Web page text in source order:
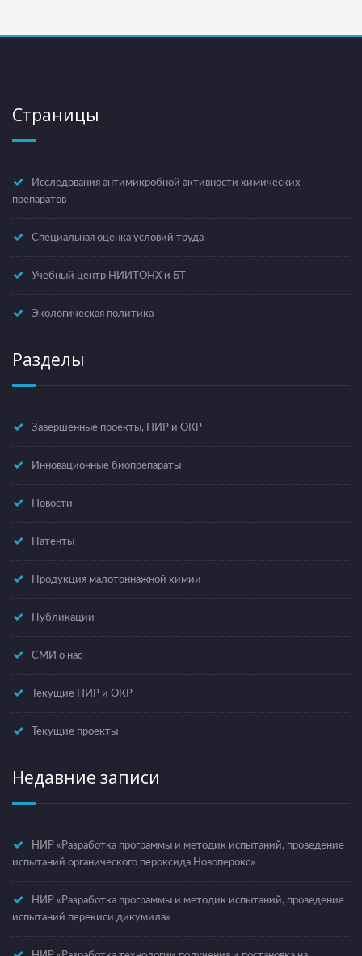
Страницы
Исследования антимикробной активности химических
препаратов
Специальная оценка условий труда
Учебный центр НИИТОНХ и БТ
Экологическая политика
Разделы
Завершенные проекты, НИР и ОКР
Инновационные биопрепараты
Новости
Патенты
Продукция малотоннажной химии
Публикации
СМИ о нас
Текущие НИР и ОКР
Текущие проекты
Недавние записи
НИР «Разработка программы и методик испытаний, проведение
испытаний органического пероксида Новоперокс»
НИР «Разработка программы и методик испытаний, проведение
испытаний перекиси дикумила»